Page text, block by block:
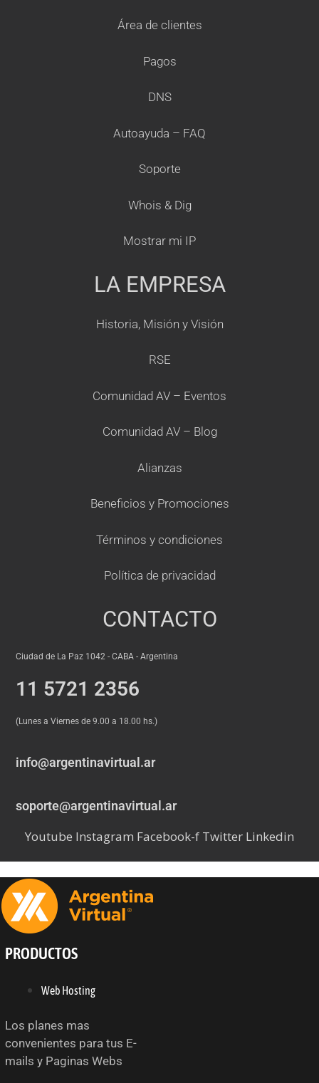
Área de clientes
Pagos
DNS
Autoayuda – FAQ
Soporte
Whois & Dig
Mostrar mi IP
LA EMPRESA
Historia, Misión y Visión
RSE
Comunidad AV – Eventos
Comunidad AV – Blog
Alianzas
Beneficios y Promociones
Términos y condiciones
Política de privacidad
CONTACTO
Ciudad de La Paz 1042 - CABA - Argentina
11 5721 2356
(Lunes a Viernes de 9.00 a 18.00 hs.)
info@argentinavirtual.ar
soporte@argentinavirtual.ar
Youtube Instagram Facebook-f Twitter Linkedin
PRODUCTOS
Web Hosting
Los planes mas
convenientes para tus E-
mails y Paginas Webs